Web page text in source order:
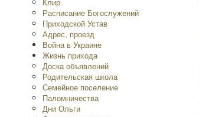
Расписание Богослужений
Приходской Устав
Адрес, проезд
Война в Украине
Жизнь прихода
Доска объявлений
Родительская школа
Семейное поселение
Паломничества
Дни Ольги